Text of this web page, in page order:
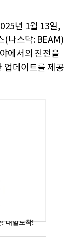
년 1월 13일,
(나스닥: BEAM)
에서의 진전을
업데이트를 제공